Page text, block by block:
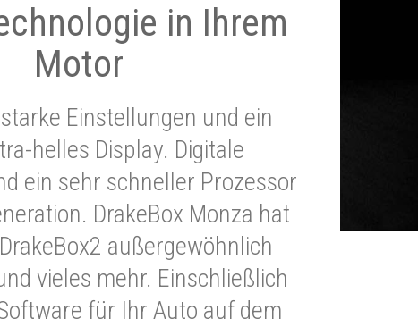
in Ihrem
Motor
Einstellungen und ein
helles Display. Digitale
ein sehr schneller Prozessor
DrakeBox Monza hat
außergewöhnlich
vieles mehr. Einschließlich
für Ihr Auto auf dem